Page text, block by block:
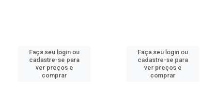
Faça seu login ou
cadastre-se para
ver preços e
comprar
Faça seu login ou
cadastre-se para
ver preços e
comprar